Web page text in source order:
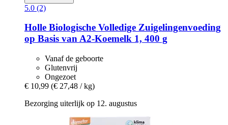
5.0 (2)
Holle Biologische Volledige Zuigelingenvoeding
op Basis van A2-​Koemelk 1, 400 g
Vanaf de geboorte
Glutenvrij
Ongezoet
€ 10,99 (€ 27,48 / kg)
Bezorging uiterlijk op 12. augustus